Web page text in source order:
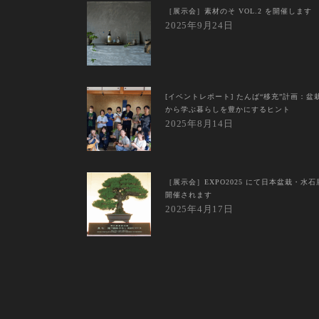
［展示会］素材のそ VOL.2 を開催します
2025年9月24日
[イベントレポート] たんば“移充”計画：盆
から学ぶ暮らしを豊かにするヒント
2025年8月14日
［展示会］EXPO2025 にて日本盆栽・水石
開催されます
2025年4月17日